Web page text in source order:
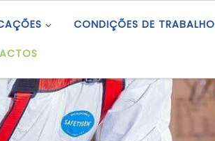
CONDIÇÕES DE TRABALHO